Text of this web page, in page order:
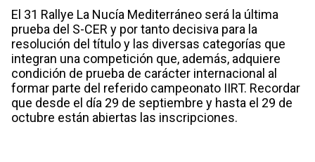
El 31 Rallye La Nucía Mediterráneo será la última
prueba del S-CER y por tanto decisiva para la
resolución del título y las diversas categorías que
integran una competición que, además, adquiere
condición de prueba de carácter internacional al
formar parte del referido campeonato IIRT. Recordar
que desde el día 29 de septiembre y hasta el 29 de
octubre están abiertas las inscripciones.